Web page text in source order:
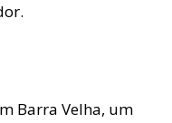
Barra Velha, um